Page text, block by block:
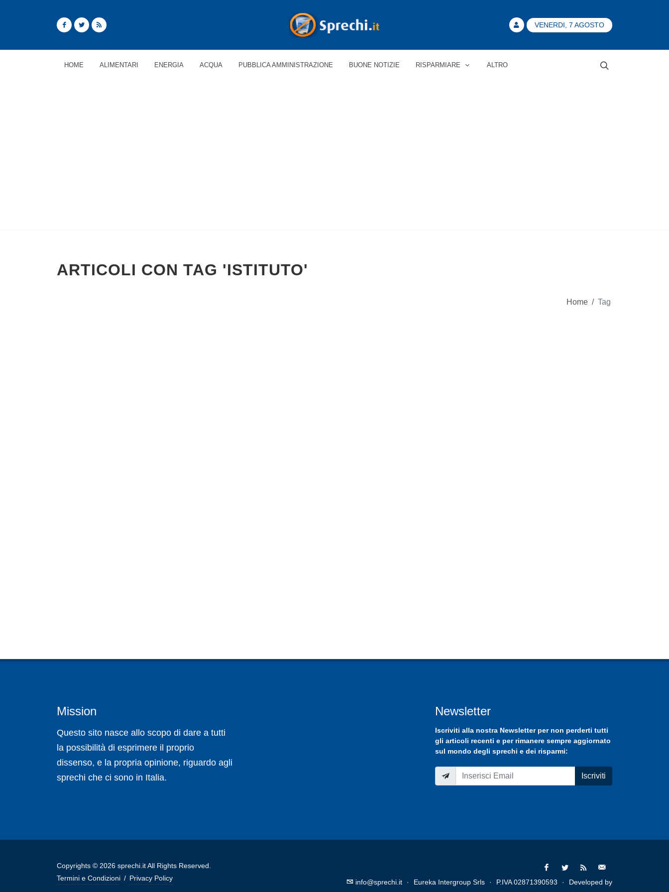
VENERDI, 7 AGOSTO
HOME ALIMENTARI ENERGIA ACQUA PUBBLICA AMMINISTRAZIONE BUONE NOTIZIE RISPARMIARE ALTRO
ARTICOLI CON TAG 'ISTITUTO'
Home / Tag
Mission
Questo sito nasce allo scopo di dare a tutti
la possibilità di esprimere il proprio
dissenso, e la propria opinione, riguardo agli
sprechi che ci sono in Italia.
Newsletter
Iscriviti alla nostra Newsletterper non perderti tutti
gli articoli recenti e per rimanere sempre aggiornato
sul mondo degli sprechi e dei risparmi:
Iscriviti
Copyrights © 2026 sprechi.it All Rights Reserved.
Termini e Condizioni / Privacy Policy info@sprechi.it · Eureka Intergroup Srls · P.IVA 02871390593 ·
Developed by